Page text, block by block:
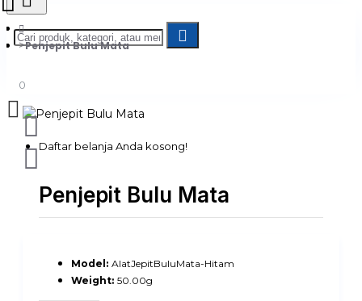
0
Daftar belanja Anda kosong!
Penjepit Bulu Mata
Penjepit Bulu Mata
Model: AlatJepitBuluMata-Hitam
Weight: 50.00g